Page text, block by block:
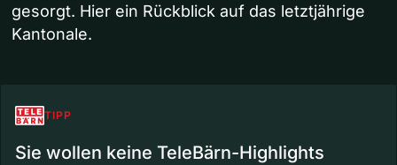
gesorgt. Hier ein Rückblick auf das letztjährige
Kantonale.
TIPP
Sie wollen keine TeleBärn-Highlights